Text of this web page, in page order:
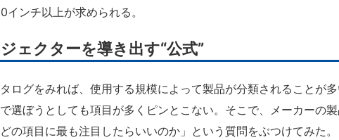
インチ以上が求められる。
ェクターを導き出す“公式”
ログをみれば、使用する規模によって製品が分類されることが
選ぼうとしても項目が多くピンとこない。そこで、メーカーの
の項目に最も注目したらいいのか」という質問をぶつけてみた。